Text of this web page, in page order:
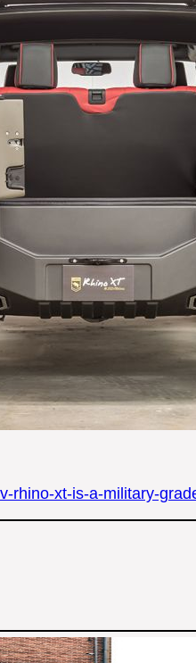
rhino-xt-is-a-military-